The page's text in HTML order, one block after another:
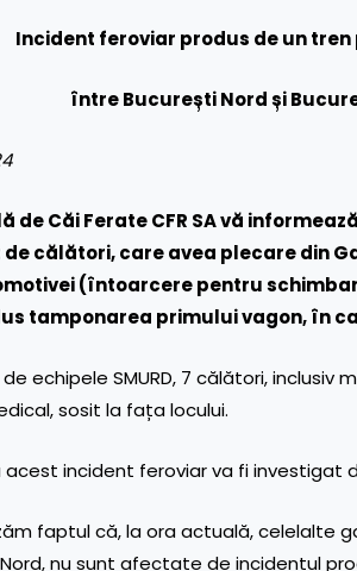
Incident feroviar produs de un
între București Nord și
de Căi Ferate CFR SA vă
călători, care avea plecare din
(întoarcere pentru
tamponarea primului vagon, în
echipele SMURD, 7 călători, inclusiv
sosit la fața locului.
incident feroviar va fi investigat de
faptul că, la ora actuală, celelalte
nu sunt afectate de incidentul